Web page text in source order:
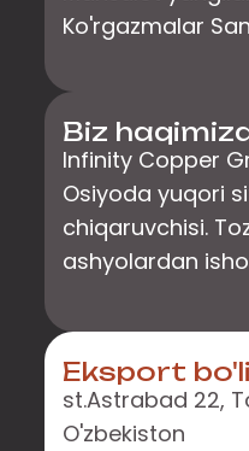
Ko'rgazmalar
Biz
Infinity Copper
Osiyoda yuqori
chiqaruvchisi.
ashyolardan
Eksport
st.Astrabad 22,
O'zbekiston